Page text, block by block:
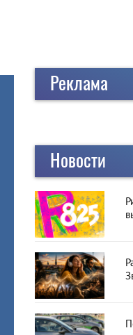
Реклама
Новости